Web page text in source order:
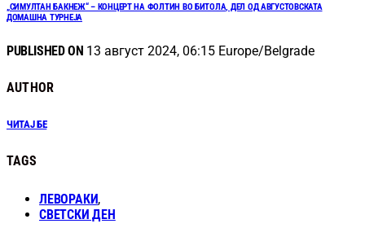
„СИМУЛТАН БАКНЕЖ“ – КОНЦЕРТ НА ФОЛТИН ВО БИТОЛА, ДЕЛ ОД АВГУСТОВСКАТА
ДОМАШНА ТУРНЕЈА
PUBLISHED ON 13 август 2024, 06:15 Europe/Belgrade
AUTHOR
ЧИТАЈ БЕ
TAGS
ЛЕВОРАКИ,
СВЕТСКИ ДЕН